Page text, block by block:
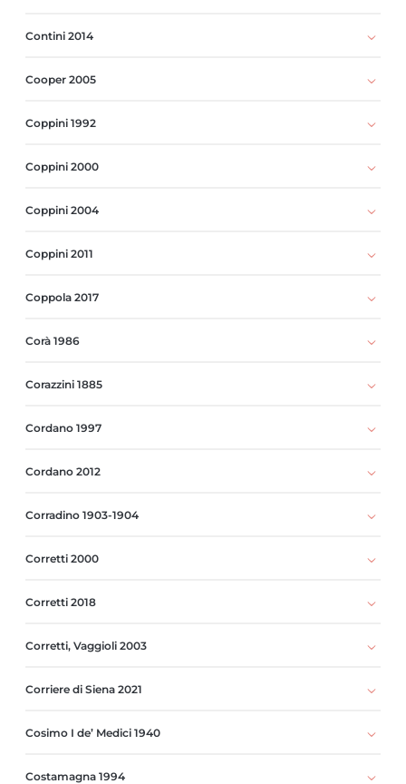
Contini 2014
Cooper 2005
Coppini 1992
Coppini 2000
Coppini 2004
Coppini 2011
Coppola 2017
Corà 1986
Corazzini 1885
Cordano 1997
Cordano 2012
Corradino 1903-1904
Corretti 2000
Corretti 2018
Corretti, Vaggioli 2003
Corriere di Siena 2021
Cosimo I de’ Medici 1940
Costamagna 1994